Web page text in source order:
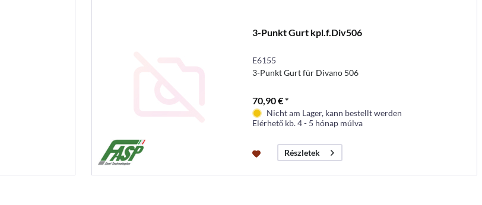
3-Punkt Gurt kpl.f.Div506
E6155
3-Punkt Gurt für Divano 506
70,90 € *
Nicht am Lager, kann bestellt werden
Elérhető kb. 4 - 5 hónap múlva
Részletek